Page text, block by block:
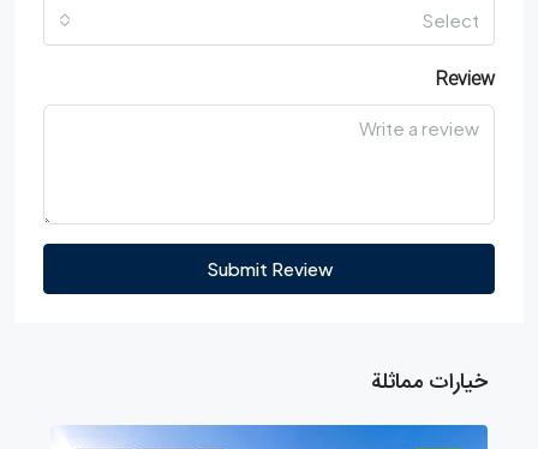
Select
Review
Submit Review
خيارات مماثلة